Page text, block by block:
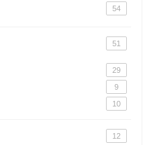
54
51
29
9
10
12